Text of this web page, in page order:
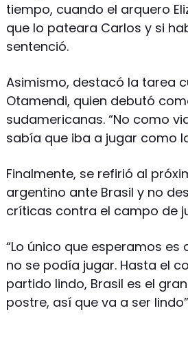
tiempo, cuando el arquero
que lo pateara Carlos y si
sentenció.
Asimismo, destacó la tarea
Otamendi, quien debutó
sudamericanas. “No como
sabía que iba a jugar como
Finalmente, se refirió al
argentino ante Brasil y no
críticas contra el campo de
“Lo único que esperamos
no se podía jugar. Hasta el
partido lindo, Brasil es el
postre, así que va a ser